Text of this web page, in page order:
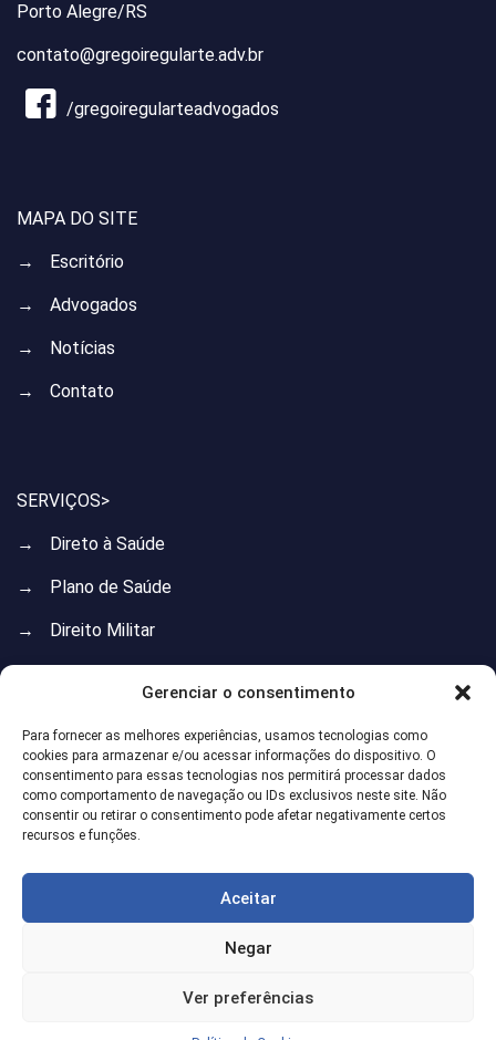
Gerenciar o consentimento
Para fornecer as melhores experiências, usamos tecnologias como
cookies para armazenar e/ou acessar informações do dispositivo. O
consentimento para essas tecnologias nos permitirá processar dados
como comportamento de navegação ou IDs exclusivos neste site. Não
consentir ou retirar o consentimento pode afetar negativamente certos
recursos e funções.
Aceitar
Negar
Ver preferências
Porto Alegre/RS
contato@gregoiregularte.adv.br
/gregoiregularteadvogados
MAPA DO SITE
→ Escritório
→ Advogados
→ Notícias
→ Contato
SERVIÇOS>
→ Direto à Saúde
→ Plano de Saúde
→ Direito Militar
→ Direito de Família
→ Direito Imobiliário
→ Direito Administrativo
Gregoire Gularte. Todos Direitos Reservados. Desenvolvido por